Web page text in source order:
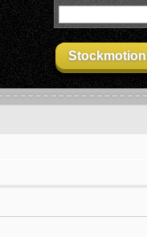
Stockmotion